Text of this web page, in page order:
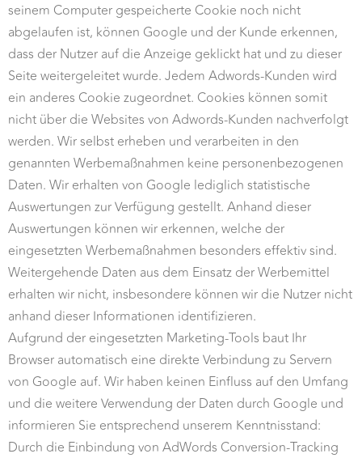
seinem Computer gespeicherte Cookie noch nicht
abgelaufen ist, können Google und der Kunde erkennen,
dass der Nutzer auf die Anzeige geklickt hat und zu dieser
Seite weitergeleitet wurde. Jedem Adwords-Kunden wird
ein anderes Cookie zugeordnet. Cookies können somit
nicht über die Websites von Adwords-Kunden nachverfolgt
werden. Wir selbst erheben und verarbeiten in den
genannten Werbemaßnahmen keine personenbezogenen
Daten. Wir erhalten von Google lediglich statistische
Auswertungen zur Verfügung gestellt. Anhand dieser
Auswertungen können wir erkennen, welche der
eingesetzten Werbemaßnahmen besonders effektiv sind.
Weitergehende Daten aus dem Einsatz der Werbemittel
erhalten wir nicht, insbesondere können wir die Nutzer nicht
anhand dieser Informationen identifizieren.
Aufgrund der eingesetzten Marketing-Tools baut Ihr
Browser automatisch eine direkte Verbindung zu Servern
von Google auf. Wir haben keinen Einfluss auf den Umfang
und die weitere Verwendung der Daten durch Google und
informieren Sie entsprechend unserem Kenntnisstand:
Durch die Einbindung von AdWords Conversion-Tracking